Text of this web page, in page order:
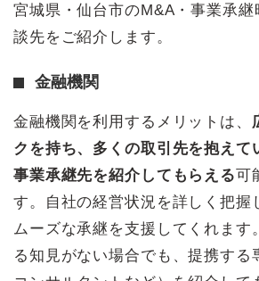
宮城県・仙台市のM&A・事業承
談先をご紹介します。
金融機関
金融機関を利用するメリットは、
クを持ち、多くの取引先を抱えて
事業承継先を紹介してもらえる可
す。自社の経営状況を詳しく把握
ムーズな承継を支援してくれます
る知見がない場合でも、提携する